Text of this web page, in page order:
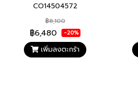
CO14504572
฿8,100
฿6,480 -20%
เพิ่มลงตะกร้า